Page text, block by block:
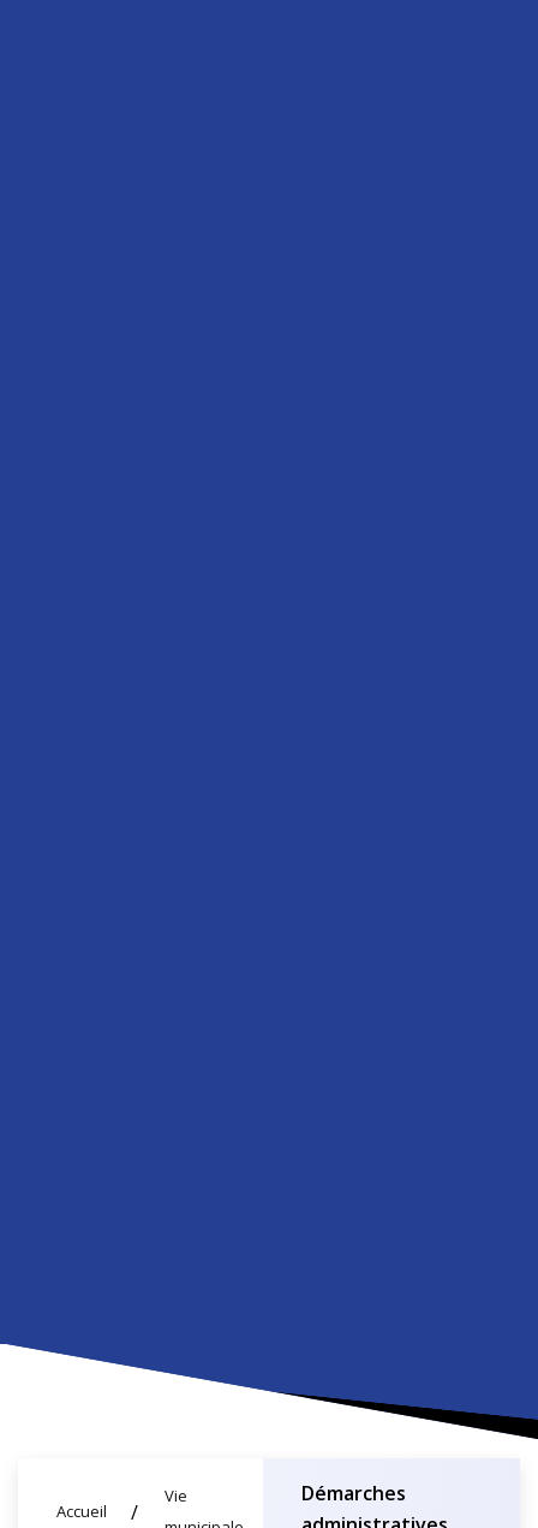
Accueil
Vie
Démarches